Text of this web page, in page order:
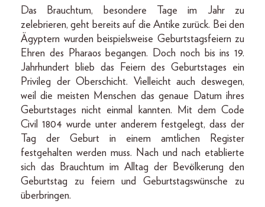
Das Brauchtum, besondere Tage im Jahr zu
zelebrieren, geht bereits auf die Antike zurück. Bei den
Ägyptern wurden beispielsweise Geburtstagsfeiern zu
Ehren des Pharaos begangen. Doch noch bis ins 19.
Jahrhundert blieb das Feiern des Geburtstages ein
Privileg der Oberschicht. Vielleicht auch deswegen,
weil die meisten Menschen das genaue Datum ihres
Geburtstages nicht einmal kannten. Mit dem Code
Civil 1804 wurde unter anderem festgelegt, dass der
Tag der Geburt in einem amtlichen Register
festgehalten werden muss. Nach und nach etablierte
sich das Brauchtum im Alltag der Bevölkerung den
Geburtstag zu feiern und Geburtstagswünsche zu
überbringen.